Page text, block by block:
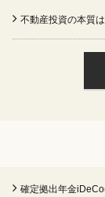
不動産投資の本質
確定拠出年金